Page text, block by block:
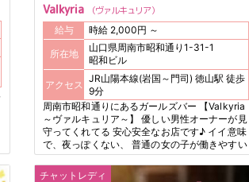
Valkyria ヴァルキュリア
給与 時給 2,000円 ～
所在地
山口県周南市昭和通り1-31-1
昭和ビル
アクセス
JR山陽本線(岩国～門司) 徳山駅 徒歩
9分
周南市昭和通りにあるガールズバー 【Valkyria
～ヴァルキュリア～】 優しい男性オーナーが見
守ってくれてる 安心安全なお店です♪ イイ意味
で、夜っぽくない、 普通の女の子が働きやすい
雰囲気☆ 遊びの延長気分で楽しくバイトしませ
んか？
チャットレディ